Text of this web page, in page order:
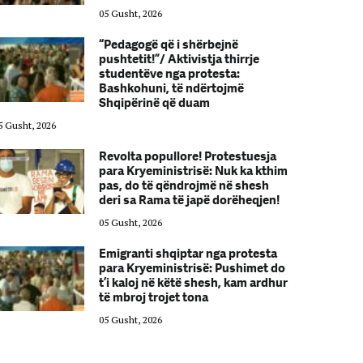
05 Gusht, 2026
“Pedagogë që i shërbejnë
pushtetit!”/ Aktivistja thirrje
studentëve nga protesta:
Bashkohuni, të ndërtojmë
Shqipërinë që duam
Gusht, 2026
Revolta popullore! Protestuesja
para Kryeministrisë: Nuk ka kthim
pas, do të qëndrojmë në shesh
deri sa Rama të japë dorëheqjen!
05 Gusht, 2026
Emigranti shqiptar nga protesta
para Kryeministrisë: Pushimet do
t’i kaloj në këtë shesh, kam ardhur
të mbroj trojet tona
05 Gusht, 2026